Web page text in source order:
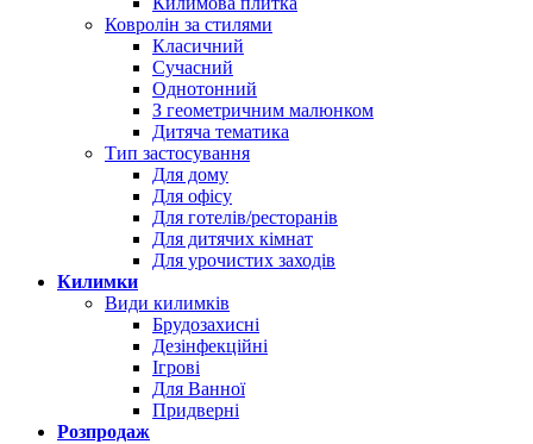
Ковролін за стилями
Класичний
Сучасний
Однотонний
З геометричним малюнком
Дитяча тематика
Тип застосування
Для дому
Для офісу
Для готелів/ресторанів
Для дитячих кімнат
Для урочистих заходів
Килимки
Види килимків
Брудозахисні
Дезінфекційні
Ігрові
Для Ванної
Придверні
Розпродаж